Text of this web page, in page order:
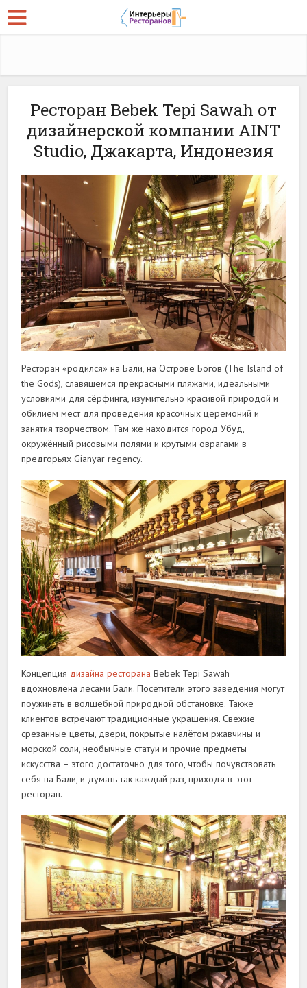
Ресторан Bebek Tepi Sawah от
дизайнерской компании AINT
Studio, Джакарта, Индонезия
Ресторан «родился» на Бали, на Острове Богов (The Island of
the Gods), славящемся прекрасными пляжами, идеальными
условиями для сёрфинга, изумительно красивой природой и
обилием мест для проведения красочных церемоний и
занятия творчеством. Там же находится город Убуд,
окружённый рисовыми полями и крутыми оврагами в
предгорьях Gianyar regency.
Концепция дизайна ресторана Bebek Tepi Sawah
вдохновлена лесами Бали. Посетители этого заведения могут
поужинать в волшебной природной обстановке. Также
клиентов встречают традиционные украшения. Свежие
срезанные цветы, двери, покрытые налётом ржавчины и
морской соли, необычные статуи и прочие предметы
искусства – этого достаточно для того, чтобы почувствовать
себя на Бали, и думать так каждый раз, приходя в этот
ресторан.